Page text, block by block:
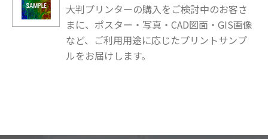
大判プリンターの購入をご検討中のお客さ
まに、ポスター・写真・CAD図面・GIS画像
など、ご利用用途に応じたプリントサンプ
ルをお届けします。